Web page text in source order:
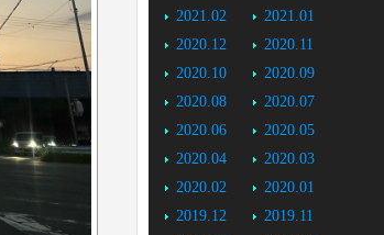
2021.02
2021.01
2020.12
2020.11
2020.10
2020.09
2020.08
2020.07
2020.06
2020.05
2020.04
2020.03
2020.02
2020.01
2019.12
2019.11